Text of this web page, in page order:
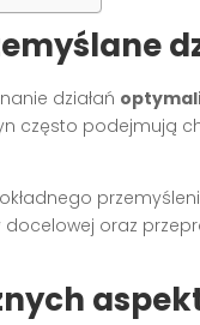
działań
często podejmują
oraz